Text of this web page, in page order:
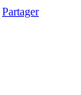
Partager